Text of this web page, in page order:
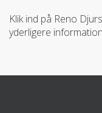
Klik ind på Reno
yderligere